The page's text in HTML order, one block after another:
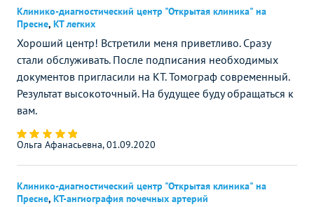
Клинико-диагностический центр "Открытая клиника" на
Пресне, КТ легких
Хороший центр! Встретили меня приветливо. Сразу
стали обслуживать. После подписания необходимых
документов пригласили на КТ. Томограф современный.
Результат высокоточный. На будущее буду обращаться к
вам.
Ольга Афанасьевна, 01.09.2020
Клинико-диагностический центр "Открытая клиника" на
Пресне, КТ-ангиография почечных артерий